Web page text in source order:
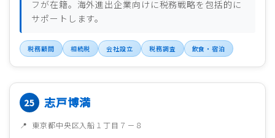
フが在籍。海外進出企業向けに税務戦略を包括的に
サポートします。
税務顧問 相続税 会社設立 税務調査 飲食・宿泊
志戸博満
東京都中央区入船１丁目７－８